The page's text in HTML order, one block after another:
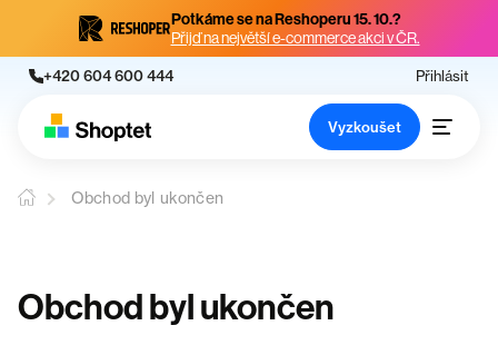
Potkáme se na Reshoperu 15. 10.?
Přijď na největší e-commerce akci v ČR.
+420 604 600 444 Přihlásit
Vyzkoušet
Obchod byl ukončen
Obchod byl ukončen